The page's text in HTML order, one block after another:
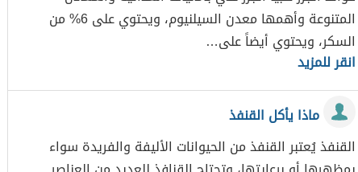
المتنوعة وأهمها معدن السيلنيوم، ويحتوي على 6% من
السكر، ويحتوي أيضاً على…
انقر للمزيد
ماذا يأكل القنفذ
القنفذ يُعتبر القنفذ من الحيوانات الأليفة والفريدة سواء